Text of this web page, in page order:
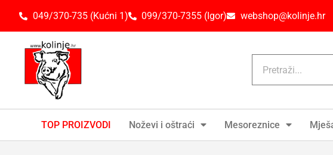
049/370-735 (Kućni 1) 099/370-7355 (Igor) webshop@kolinje.hr
TOP PROIZVODI Noževi i oštraći Mesoreznice